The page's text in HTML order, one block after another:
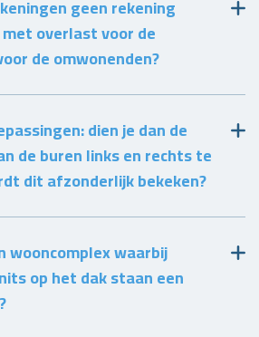
geen rekening
overlast voor de
de omwonenden?
dien je dan de
de buren links en rechts te
dit afzonderlijk bekeken?
wooncomplex waarbij
op het dak staan een